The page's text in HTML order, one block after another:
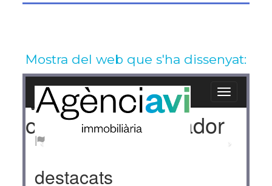
Mostra del web que s'ha dissenyat: